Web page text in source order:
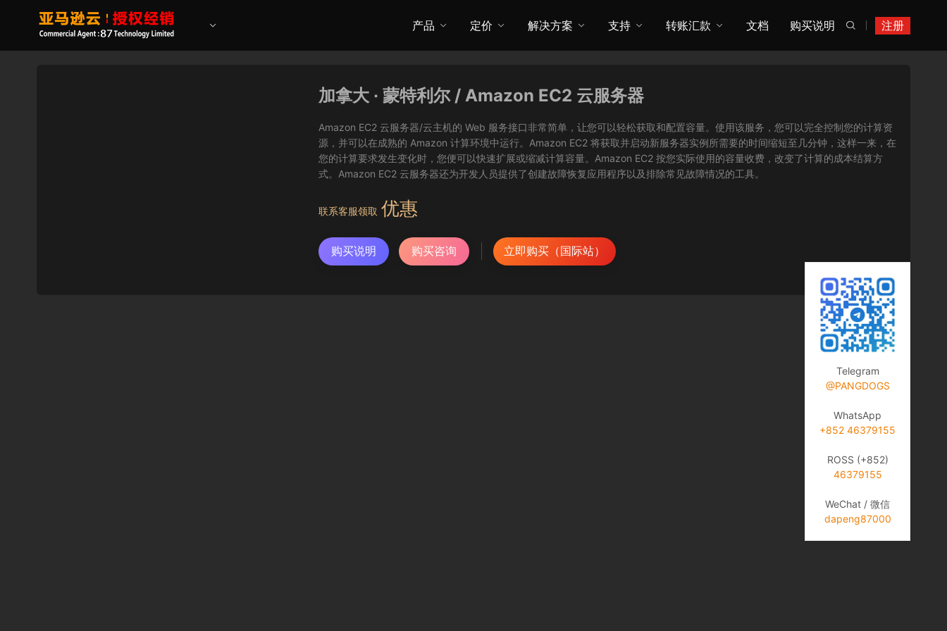
注册

产品 定价 解决方案 支持 转账汇款 文档 购买说明
加拿大 · 蒙特利尔 / Amazon EC2 云服务器
Amazon EC2 云服务器/云主机的 Web 服务接口非常简单，让您可以轻松获取和配置容量。使用该服务，您可以完全控制您的计算资
源，并可以在成熟的 Amazon 计算环境中运行。Amazon EC2 将获取并启动新服务器实例所需要的时间缩短至几分钟，这样一来，在
您的计算要求发生变化时，您便可以快速扩展或缩减计算容量。Amazon EC2 按您实际使用的容量收费，改变了计算的成本结算方
式。Amazon EC2 云服务器还为开发人员提供了创建故障恢复应用程序以及排除常见故障情况的工具。
联系客服领取 优惠
购买说明 购买咨询 立即购买（国际站）
Telegram
@PANGDOGS
WhatsApp
+852 46379155
ROSS (+852)
46379155
WeChat / 微信
dapeng87000